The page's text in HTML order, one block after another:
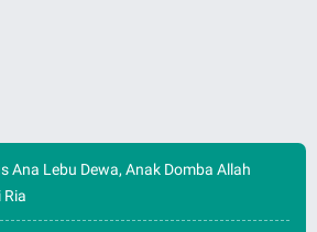
Ana Lebu Dewa, Anak Domba Allah
Ria